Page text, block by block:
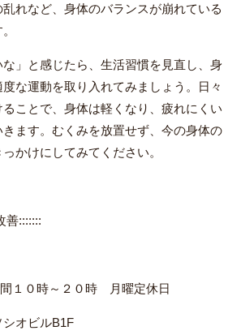
れなど、身体のバランスが崩れている
な」と感じたら、生活習慣を見直し、身
な運動を取り入れてみましょう。日々
ことで、身体は軽くなり、疲れにくい
ます。むくみを放置せず、今の身体の
かけにしてみてください。
善:::::::
１０時～２０時 月曜定休日
オビルB1F